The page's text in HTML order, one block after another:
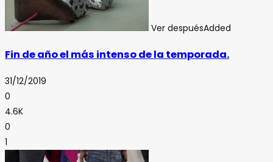
Ver despuésAdded
Fin de año el más intenso de la temporada.
31/12/2019
0
4.6K
0
1